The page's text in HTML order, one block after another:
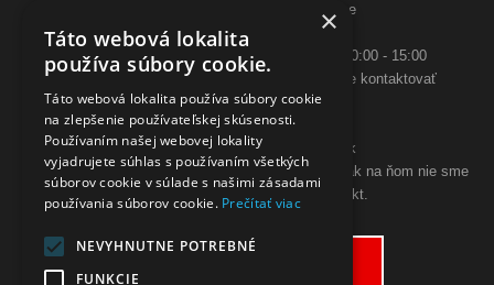
Saratovská 2926/21 93405 Levice
Telefón:
0948 005 546
- PO-PIA: 10:00 - 18:00, SO 10:00 - 15:00
ak sa aj hneď nedovoláte, budeme Vás spätne kontaktovať
Email:
poslimasem@gmail.com
objednavky@zpohodliadomova.sk
Kontaktovať nás môžete aj cez zákaznícky chat, ak na ňom nie sme
prítomný, zanechajte na seba kontakt.
×
Táto webová lokalita
používa súbory cookie.
Táto webová lokalita používa súbory cookie
na zlepšenie používateľskej skúsenosti.
Používaním našej webovej lokality
vyjadrujete súhlas s používaním všetkých
súborov cookie v súlade s našimi zásadami
používania súborov cookie. Prečítať viac
NEVYHNUTNE POTREBNÉ
FUNKCIE